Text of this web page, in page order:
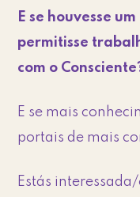
E se houvesse
permitisse
com o
E se mais
portais de mais
Estás